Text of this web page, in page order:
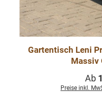
Gartentisch Leni Premium Teakholz - Tisch
Massiv
Ab
Preise inkl.